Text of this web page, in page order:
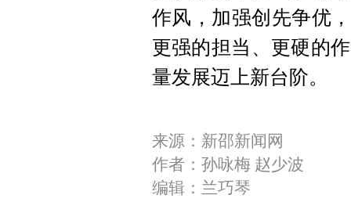
作风，加强创先争优
更强的担当、更硬的
量发展迈上新台阶。
来源：新邵新闻网
作者：孙咏梅 赵少波
编辑：兰巧琴